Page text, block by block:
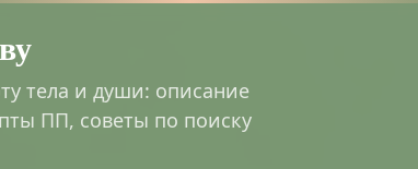
тела и души: описание
ПП, советы по поиску